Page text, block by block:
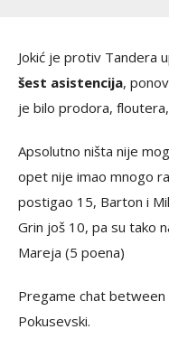
Jokić je protiv Tandera
šest asistencija,
je bilo prodora,
Apsolutno ništa nije
opet nije imao mnogo
postigao 15, Barton i
Grin još 10, pa su tako
Mareja (5 poena)
Pregame chat between
Pokusevski.